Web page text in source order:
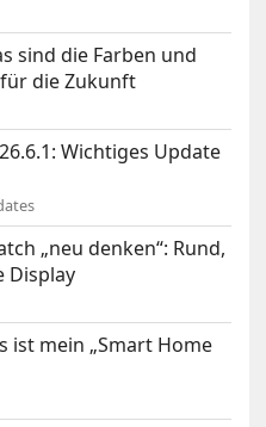
sind die Farben und
die Zukunft
Wichtiges Update
„neu denken“: Rund,
Display
ist mein „Smart Home